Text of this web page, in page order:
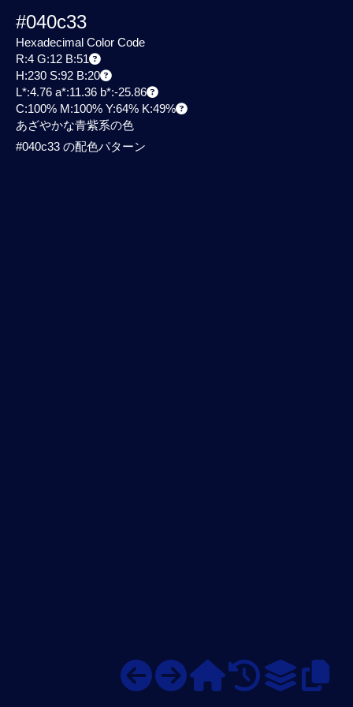
#040c33
Hexadecimal Color Code
R:4 G:12 B:51
H:230 S:92 B:20
L*:4.76 a*:11.36 b*:-25.86
C:100% M:100% Y:64% K:49%
あざやかな青紫系の色
#040c33 の配色パターン